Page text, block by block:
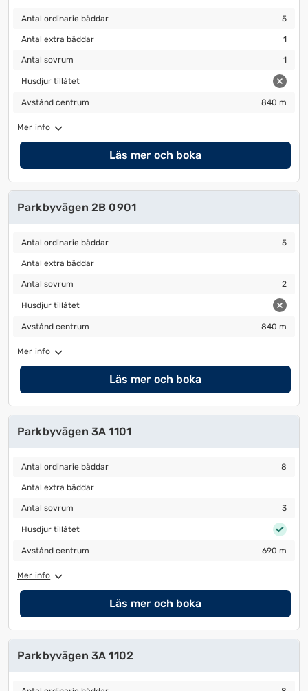
Antal ordinarie bäddar
Antal ordinarie bäddar 5
Antal extra bäddar
Antal extra bäddar 1
Antal sovrum
Antal sovrum 1
Husdjur tillåtet
Husdjur tillåtet
Avstånd centrum
Avstånd centrum 840 m
Mer info
Läs mer och boka
Parkbyvägen 2B 0901
Antal ordinarie bäddar
Antal ordinarie bäddar 5
Antal extra bäddar
Antal extra bäddar
Antal sovrum
Antal sovrum 2
Husdjur tillåtet
Husdjur tillåtet
Avstånd centrum
Avstånd centrum 840 m
Mer info
Läs mer och boka
Parkbyvägen 3A 1101
Antal ordinarie bäddar
Antal ordinarie bäddar 8
Antal extra bäddar
Antal extra bäddar
Antal sovrum
Antal sovrum 3
Husdjur tillåtet
Husdjur tillåtet
Avstånd centrum
Avstånd centrum 690 m
Mer info
Läs mer och boka
Parkbyvägen 3A 1102
Antal ordinarie bäddar